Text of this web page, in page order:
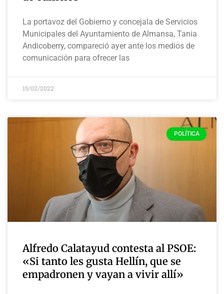
La portavoz del Gobierno y concejala de Servicios
Municipales del Ayuntamiento de Almansa, Tania
Andicoberry, compareció ayer ante los medios de
comunicación para ofrecer las
15/02/2022
POLÍTICA
Alfredo Calatayud contesta al PSOE:
«Si tanto les gusta Hellín, que se
empadronen y vayan a vivir allí»